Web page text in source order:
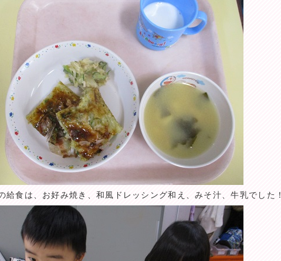
給食は、お好み焼き、和風ドレッシング和え、みそ汁、牛乳でした！